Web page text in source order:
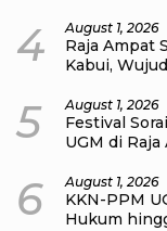
4 August 1, 2026
Raja Ampat
Kabui,
5 August 1, 2026
Festival
UGM di
6 August 1, 2026
KKN-PPM
Hukum